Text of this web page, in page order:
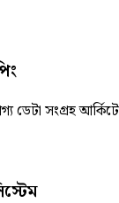
ডেটা সংগ্রহ